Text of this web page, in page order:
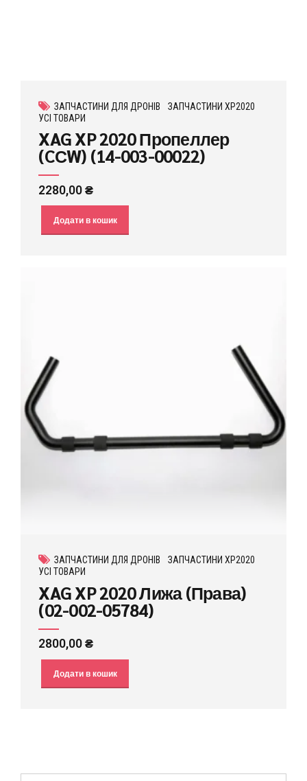
ЗАПЧАСТИНИ ДЛЯ ДРОНІВ
ЗАПЧАСТИНИ XP2020
УСІ ТОВАРИ
XAG XP 2020 Пропеллер
(CСW) (14-003-00022)
2280,00₴
Додати в кошик
ЗАПЧАСТИНИ ДЛЯ ДРОНІВ
ЗАПЧАСТИНИ XP2020
УСІ ТОВАРИ
XAG XP 2020 Лижа (Права)
(02-002-05784)
2800,00₴
Додати в кошик